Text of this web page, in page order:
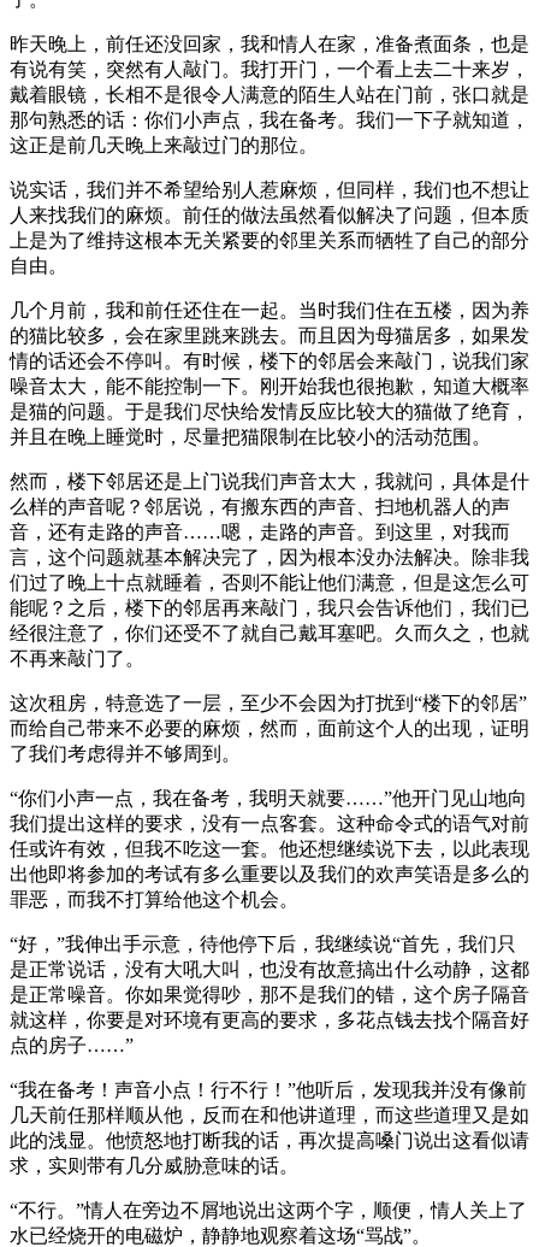
昨天晚上，前任还没回家，我和情人在家，准备煮面条，也是
有说有笑，突然有人敲门。我打开门，一个看上去二十来岁，
戴着眼镜，长相不是很令人满意的陌生人站在门前，张口就是
那句熟悉的话：你们小声点，我在备考。我们一下子就知道，
这正是前几天晚上来敲过门的那位。
说实话，我们并不希望给别人惹麻烦，但同样，我们也不想让
人来找我们的麻烦。前任的做法虽然看似解决了问题，但本质
上是为了维持这根本无关紧要的邻里关系而牺牲了自己的部分
自由。
几个月前，我和前任还住在一起。当时我们住在五楼，因为养
的猫比较多，会在家里跳来跳去。而且因为母猫居多，如果发
情的话还会不停叫。有时候，楼下的邻居会来敲门，说我们家
噪音太大，能不能控制一下。刚开始我也很抱歉，知道大概率
是猫的问题。于是我们尽快给发情反应比较大的猫做了绝育，
并且在晚上睡觉时，尽量把猫限制在比较小的活动范围。
然而，楼下邻居还是上门说我们声音太大，我就问，具体是什
么样的声音呢？邻居说，有搬东西的声音、扫地机器人的声
音，还有走路的声音……嗯，走路的声音。到这里，对我而
言，这个问题就基本解决完了，因为根本没办法解决。除非我
们过了晚上十点就睡着，否则不能让他们满意，但是这怎么可
能呢？之后，楼下的邻居再来敲门，我只会告诉他们，我们已
经很注意了，你们还受不了就自己戴耳塞吧。久而久之，也就
不再来敲门了。
这次租房，特意选了一层，至少不会因为打扰到“楼下的邻居”
而给自己带来不必要的麻烦，然而，面前这个人的出现，证明
了我们考虑得并不够周到。
“你们小声一点，我在备考，我明天就要……”他开门见山地向
我们提出这样的要求，没有一点客套。这种命令式的语气对前
任或许有效，但我不吃这一套。他还想继续说下去，以此表现
出他即将参加的考试有多么重要以及我们的欢声笑语是多么的
罪恶，而我不打算给他这个机会。
“好，”我伸出手示意，待他停下后，我继续说“首先，我们只
是正常说话，没有大吼大叫，也没有故意搞出什么动静，这都
是正常噪音。你如果觉得吵，那不是我们的错，这个房子隔音
就这样，你要是对环境有更高的要求，多花点钱去找个隔音好
点的房子……”
“我在备考！声音小点！行不行！”他听后，发现我并没有像前
几天前任那样顺从他，反而在和他讲道理，而这些道理又是如
此的浅显。他愤怒地打断我的话，再次提高嗓门说出这看似请
求，实则带有几分威胁意味的话。
“不行。”情人在旁边不屑地说出这两个字，顺便，情人关上了
水已经烧开的电磁炉，静静地观察着这场“骂战”。